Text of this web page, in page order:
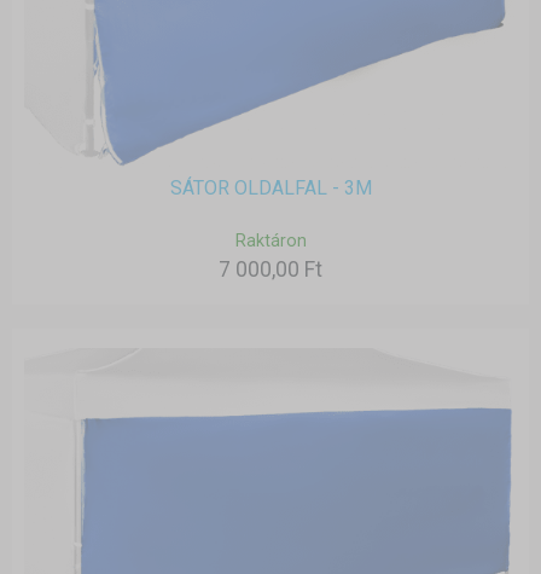
SÁTOR OLDALFAL - 3M
Raktáron
7 000,00 Ft